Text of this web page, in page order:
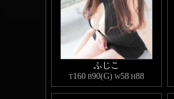
ふじこ
T160 B90(G) W58 H88